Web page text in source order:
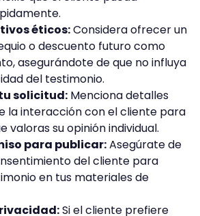
éticos:Considera ofrecer un
o descuento futuro como
asegurándote de que no influya
del testimonio.
solicitud: Menciona detalles
la interacción con el cliente para
valoras su opinión individual.
para publicar:Asegúrate de
del cliente para
en tus materiales de
Si el cliente prefiere